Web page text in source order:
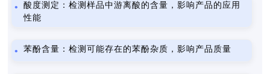
酸度测定：检测样品中游离酸的含量，影响产品的应用
性能
苯酚含量：检测可能存在的苯酚杂质，影响产品质量